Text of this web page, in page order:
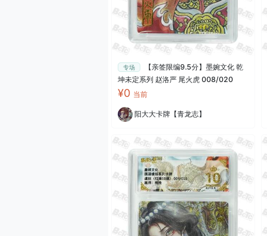
专场
【亲签限编9.5分】墨婉文化 乾
坤未定系列 赵洛严 尾火虎 008/020
¥0 当前
阳大大卡牌【青龙志】